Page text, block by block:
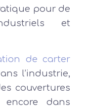
pour de
et
de carter
l’industrie,
couvertures
dans